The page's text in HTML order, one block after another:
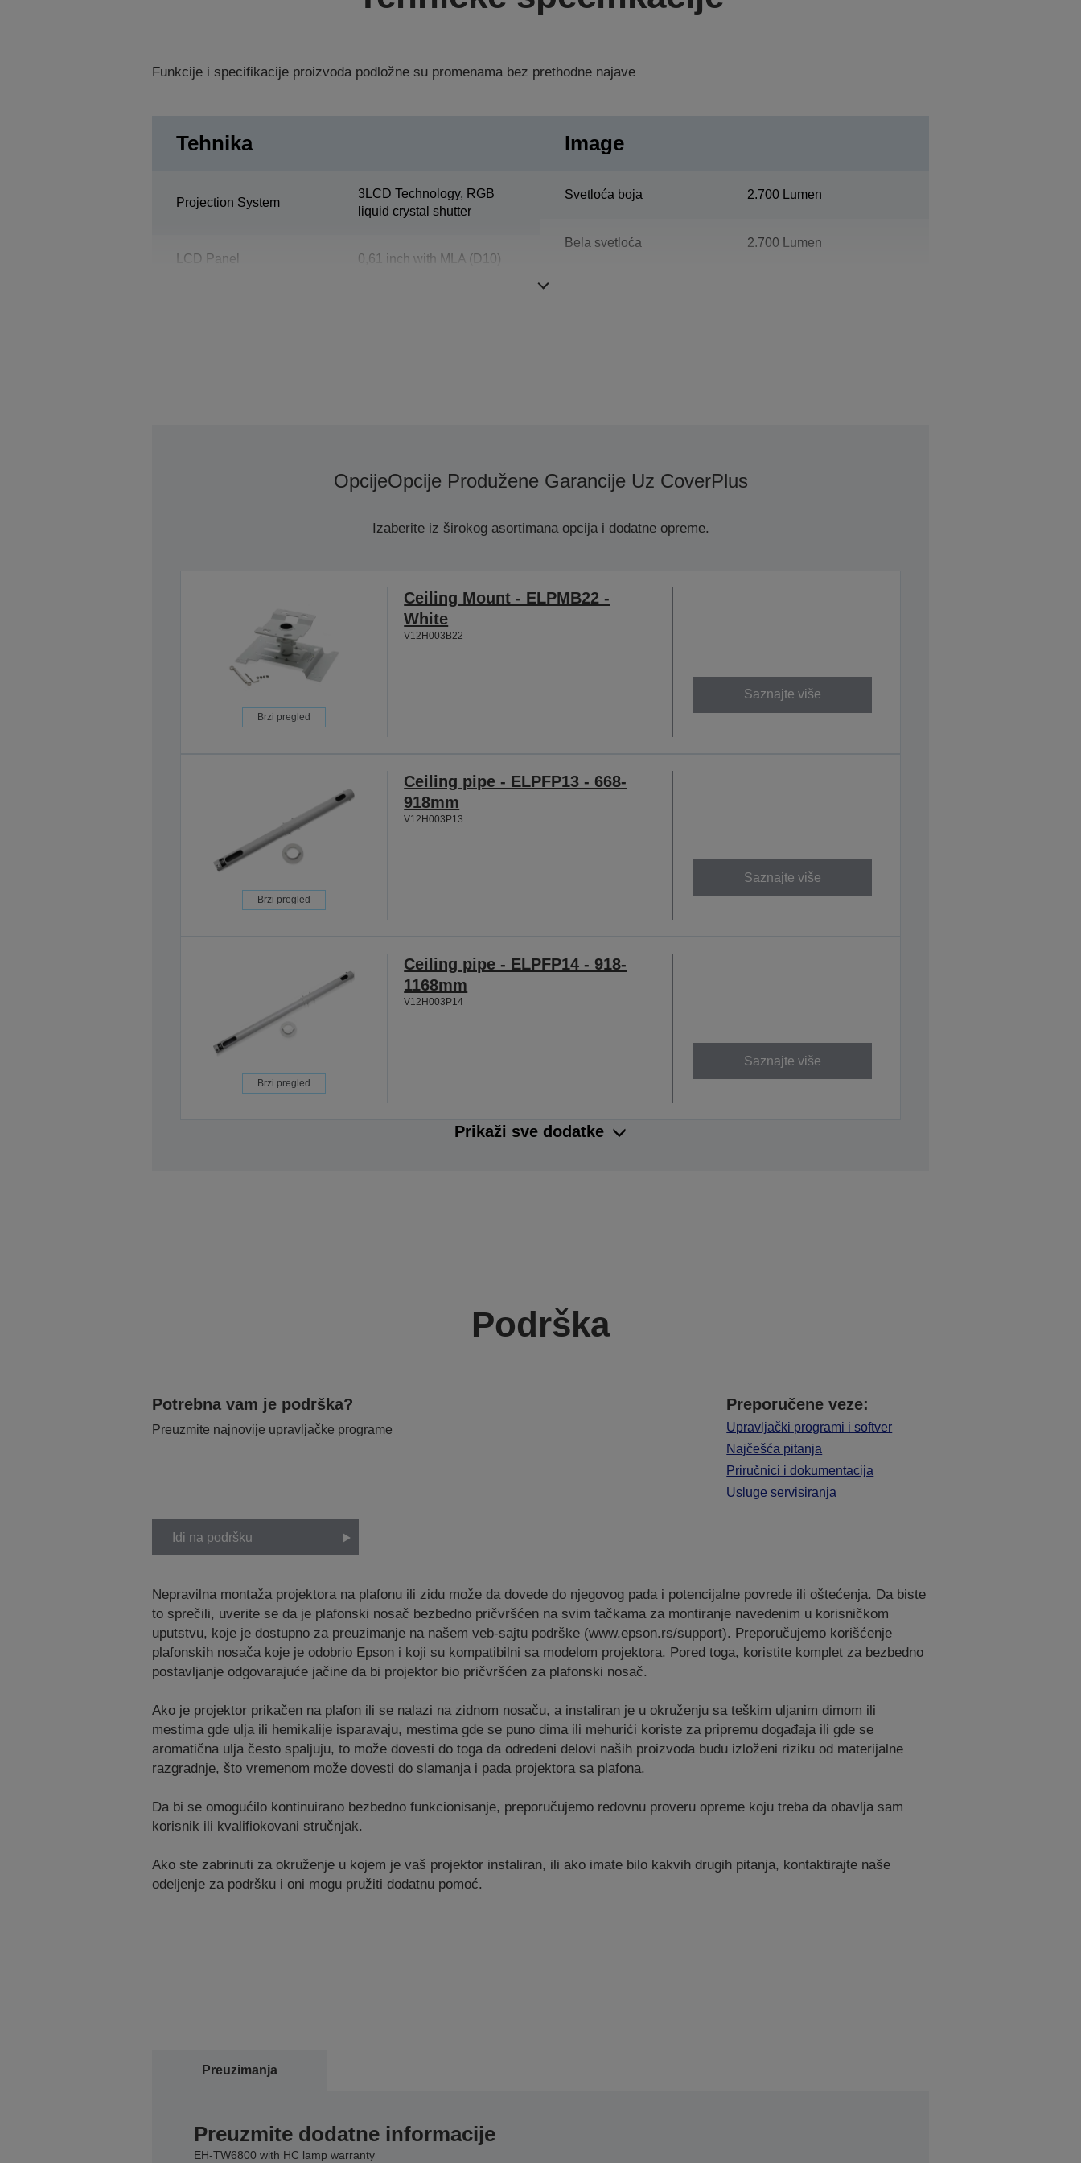
Funkcije i specifikacije proizvoda podložne su promenama bez prethodne najave
Tehnika
Projection System
3LCD Technology, RGB
liquid crystal shutter
LCD Panel 0,61 inch with MLA (D10)
Image
Svetloća boja 2.700 Lumen
Bela svetloća 2.700 Lumen
OpcijeOpcije Produžene Garancije Uz CoverPlus
Izaberite iz širokog asortimana opcija i dodatne opreme.
Brzi pregled
Ceiling Mount - ELPMB22 -
White
V12H003B22
Saznajte više
Brzi pregled
Ceiling pipe - ELPFP13 - 668-
918mm
V12H003P13
Saznajte više
Brzi pregled
Ceiling pipe - ELPFP14 - 918-
1168mm
V12H003P14
Saznajte više
Prikaži sve dodatke
Podrška
Potrebna vam je podrška?
Preuzmite najnovije upravljačke programe
Preporučene veze:
Upravljački programi i softver
Najčešća pitanja
Priručnici i dokumentacija
Usluge servisiranja
Idi na podršku
Nepravilna montaža projektora na plafonu ili zidu može da dovede do njegovog pada i potencijalne povrede ili oštećenja. Da biste
to sprečili, uverite se da je plafonski nosač bezbedno pričvršćen na svim tačkama za montiranje navedenim u korisničkom
uputstvu, koje je dostupno za preuzimanje na našem veb-sajtu podrške (www.epson.rs/support). Preporučujemo korišćenje
plafonskih nosača koje je odobrio Epson i koji su kompatibilni sa modelom projektora. Pored toga, koristite komplet za bezbedno
postavljanje odgovarajuće jačine da bi projektor bio pričvršćen za plafonski nosač.
Ako je projektor prikačen na plafon ili se nalazi na zidnom nosaču, a instaliran je u okruženju sa teškim uljanim dimom ili
mestima gde ulja ili hemikalije isparavaju, mestima gde se puno dima ili mehurići koriste za pripremu događaja ili gde se
aromatična ulja često spaljuju, to može dovesti do toga da određeni delovi naših proizvoda budu izloženi riziku od materijalne
razgradnje, što vremenom može dovesti do slamanja i pada projektora sa plafona.
Da bi se omogućilo kontinuirano bezbedno funkcionisanje, preporučujemo redovnu proveru opreme koju treba da obavlja sam
korisnik ili kvalifiokovani stručnjak.
Ako ste zabrinuti za okruženje u kojem je vaš projektor instaliran, ili ako imate bilo kakvih drugih pitanja, kontaktirajte naše
odeljenje za podršku i oni mogu pružiti dodatnu pomoć.
Preuzimanja
Preuzmite dodatne informacije
EH-TW6800 with HC lamp warranty